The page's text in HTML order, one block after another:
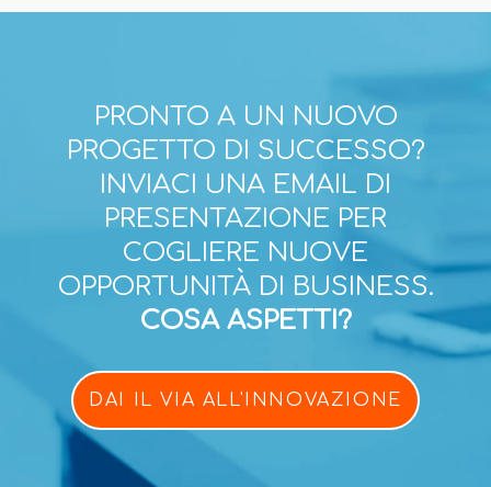
PRONTO A UN NUOVO
PROGETTO DI SUCCESSO?
INVIACI UNA EMAIL DI
PRESENTAZIONE PER
COGLIERE NUOVE
OPPORTUNITÀ DI BUSINESS.
COSA ASPETTI?
DAI IL VIA ALL'INNOVAZIONE